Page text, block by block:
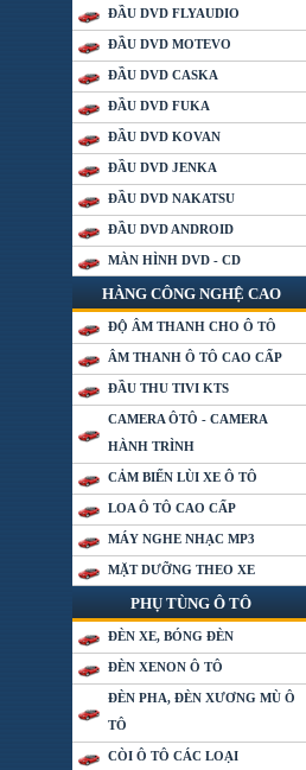
ĐẦU DVD FLYAUDIO
ĐẦU DVD MOTEVO
ĐẦU DVD CASKA
ĐẦU DVD FUKA
ĐẦU DVD KOVAN
ĐẦU DVD JENKA
ĐẦU DVD NAKATSU
ĐẦU DVD ANDROID
MÀN HÌNH DVD - CD
HÀNG CÔNG NGHỆ CAO
ĐỘ ÂM THANH CHO Ô TÔ
ÂM THANH Ô TÔ CAO CẤP
ĐẦU THU TIVI KTS
CAMERA ÔTÔ - CAMERA
HÀNH TRÌNH
CẢM BIẾN LÙI XE Ô TÔ
LOA Ô TÔ CAO CẤP
MÁY NGHE NHẠC MP3
MẶT DƯỠNG THEO XE
PHỤ TÙNG Ô TÔ
ĐÈN XE, BÓNG ĐÈN
ĐÈN XENON Ô TÔ
ĐÈN PHA, ĐÈN XƯƠNG MÙ Ô
TÔ
CÒI Ô TÔ CÁC LOẠI